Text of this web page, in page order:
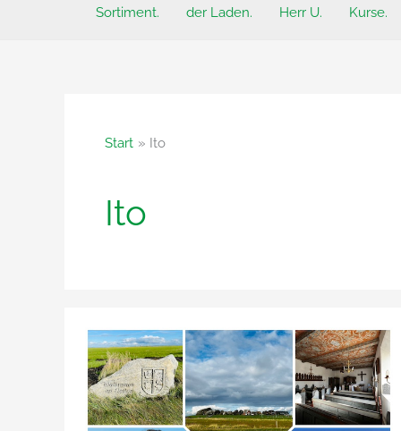
Sortiment. der Laden. Herr U. Kurse.
Start Ito
Ito